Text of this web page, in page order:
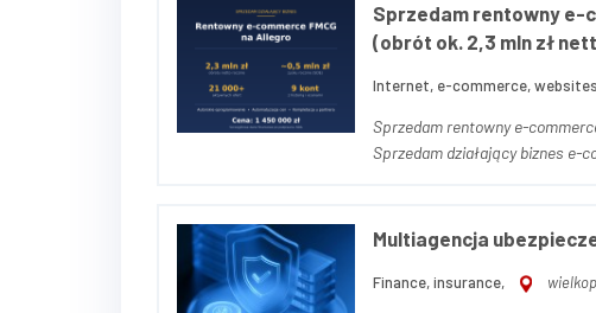
Sprzedam rentowny e-
(obrót ok. 2,3 mln zł
Internet, e-commerce,
Sprzedam rentowny e-
Sprzedam działający biznes e-
Multiagencja
Finance, insurance,